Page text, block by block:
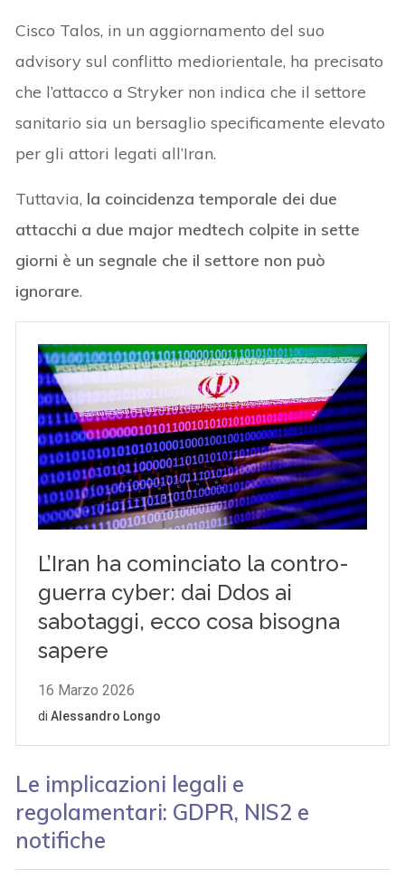
Cisco Talos, in un aggiornamento del suo
advisory sul conflitto mediorientale, ha precisato
che l’attacco a Stryker non indica che il settore
sanitario sia un bersaglio specificamente elevato
per gli attori legati all’Iran.
Tuttavia, la coincidenza temporale dei due
attacchi a due major medtech colpite in sette
giorni è un segnale che il settore non può
ignorare.
Le implicazioni legali e
regolamentari: GDPR, NIS2 e
notifiche